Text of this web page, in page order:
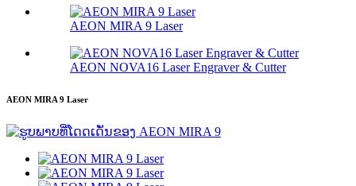
AEON MIRA 9 Laser
AEON NOVA16 Laser Engraver & Cutter
AEON MIRA 9 Laser